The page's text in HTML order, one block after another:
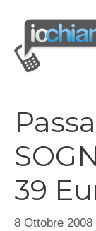
contenuto
39
8 Ottobre 2008